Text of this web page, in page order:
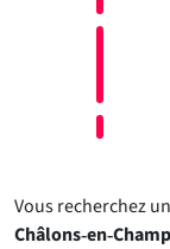
Vous recherchez